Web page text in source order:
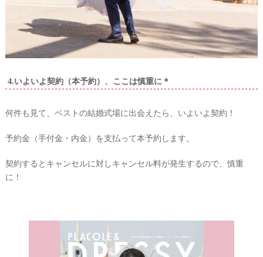
4.いよいよ契約（本予約）、ここは慎重に＊
何件も見て、ベストの結婚式場に出会えたら、いよいよ契約！
予約金（手付金・内金）を支払って本予約します。
契約するとキャンセルに対しキャンセル料が発生するので、慎重
に！